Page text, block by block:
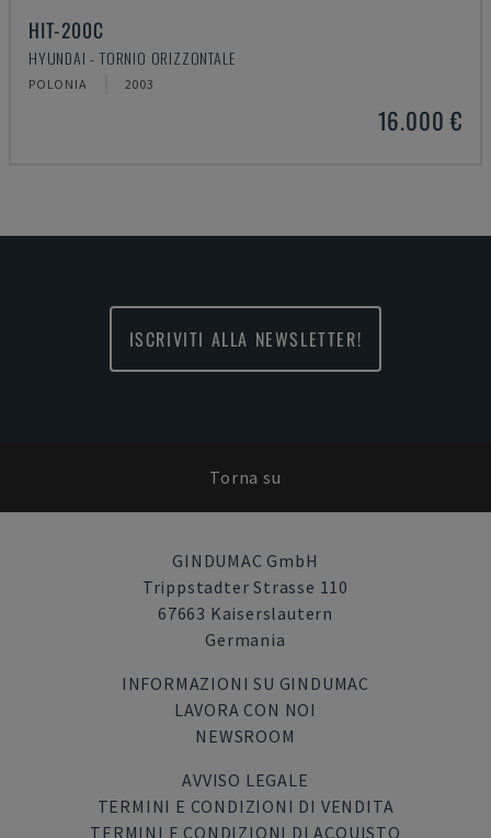
HIT-200C
HYUNDAI - TORNIO ORIZZONTALE
POLONIA 2003
16.000 €
ISCRIVITI ALLA NEWSLETTER!
Torna su
GINDUMAC GmbH
Trippstadter Strasse 110
67663 Kaiserslautern
Germania
INFORMAZIONI SU GINDUMAC
LAVORA CON NOI
NEWSROOM
AVVISO LEGALE
TERMINI E CONDIZIONI DI VENDITA
TERMINI E CONDIZIONI DI ACQUISTO